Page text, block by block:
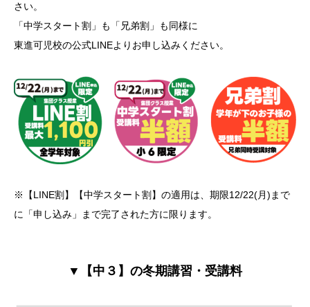
さい。
「中学スタート割」も「兄弟割」も同様に
東進可児校の公式LINEよりお申し込みください。
※【LINE割】【中学スタート割】の適用は、期限12/22(月)まで
に「申し込み」まで完了された方に限ります。
▼【中３】の冬期講習・受講料